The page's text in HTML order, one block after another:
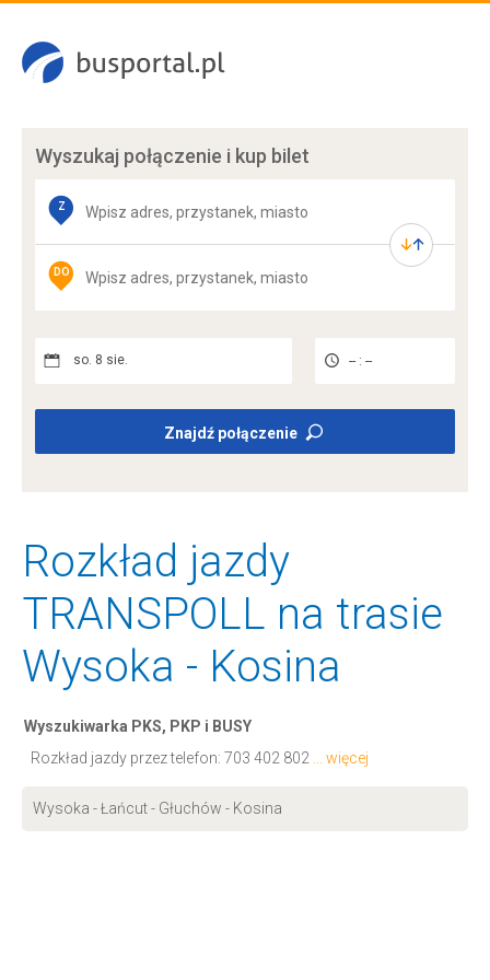
Wyszukaj połączenie i kup bilet
Z
DO
so. 8 sie. -- : --
Znajdź połączenie
Rozkład jazdy
TRANSPOLL na trasie
Wysoka - Kosina
Wyszukiwarka PKS, PKP i BUSY
Rozkład jazdy przez telefon: 703 402 802 ... więcej
Wysoka - Łańcut - Głuchów - Kosina